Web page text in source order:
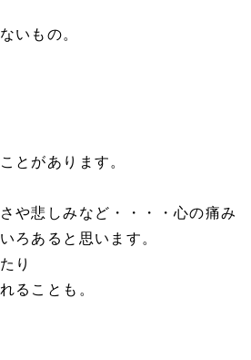
いもの。
とがあります。
や悲しみなど・・・・心の痛み
ろあると思います。
り
ることも。